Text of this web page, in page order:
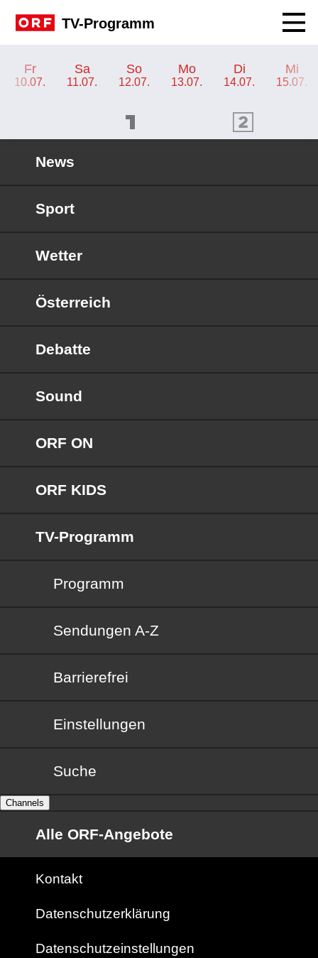
TV-Programm
Fr
10.07.
Sa
11.07.
So
12.07.
Mo
13.07.
Di
14.07.
Mi
15.07.
ORF 2 Programm
News
Sport
Wetter
Österreich
Debatte
Sound
ORF ON
ORF KIDS
TV-Programm
Programm
Sendungen von A bis Z
Sendungen A-Z
Barrierefrei
Barrierefrei
Einstellungen
Suche
Channels
Alle ORF-Angebote
Kontakt
Datenschutzerklärung
Datenschutzeinstellungen